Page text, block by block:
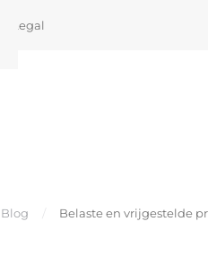
Legal
Blog Belaste en vrijgestelde